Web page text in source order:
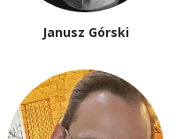
Janusz Górski